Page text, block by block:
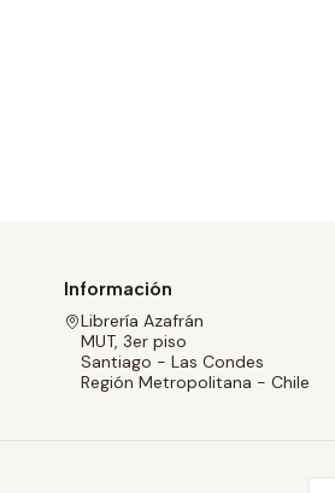
Información
Librería Azafrán
MUT, 3er piso
Santiago - Las Condes
Región Metropolitana - Chile